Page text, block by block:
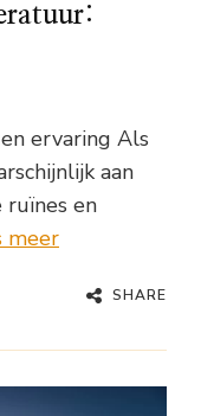
ervaring Als
aan
ruïnes en
meer
SHARE